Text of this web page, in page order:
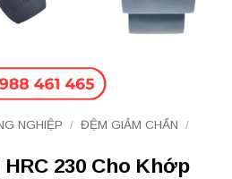
NGHIỆP / ĐỆM GIẢM CHẤN
/
230 Cho Khớp